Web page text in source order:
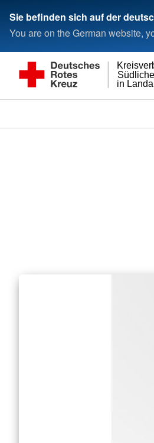
Sie befinden sich auf der
You are on the German website,
in